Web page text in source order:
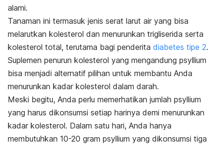
alami.
Tanaman ini termasuk jenis serat larut air yang bisa
melarutkan kolesterol dan menurunkan trigliserida serta
kolesterol total, terutama bagi penderita diabetes tipe 2.
Suplemen penurun kolesterol yang mengandung psyllium
bisa menjadi alternatif pilihan untuk membantu Anda
menurunkan kadar kolesterol dalam darah.
Meski begitu, Anda perlu memerhatikan jumlah psyllium
yang harus dikonsumsi setiap harinya demi menurunkan
kadar kolesterol. Dalam satu hari, Anda hanya
membutuhkan 10-20 gram psyllium yang dikonsumsi tiga